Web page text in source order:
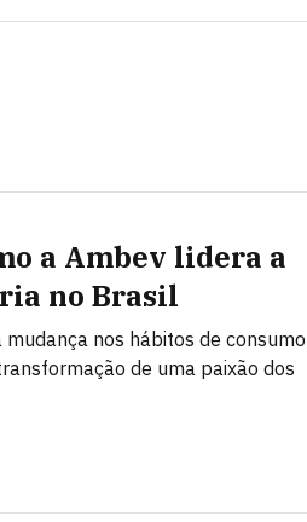
a Ambev lidera a
no Brasil
nos hábitos de consumo
de uma paixão dos